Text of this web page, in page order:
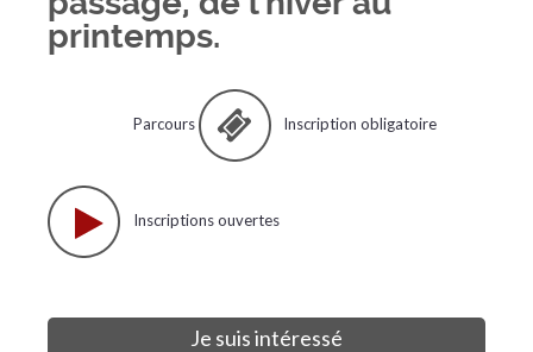
printemps.
Parcours Inscription obligatoire
Inscriptions ouvertes
Je suis intéressé